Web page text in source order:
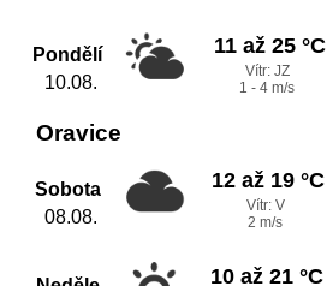
Pondělí
10.08.
11 až 25 °C
Vítr: JZ
1 - 4 m/s
Oravice
Sobota
08.08.
12 až 19 °C
Vítr: V
2 m/s
10 až 21 °C